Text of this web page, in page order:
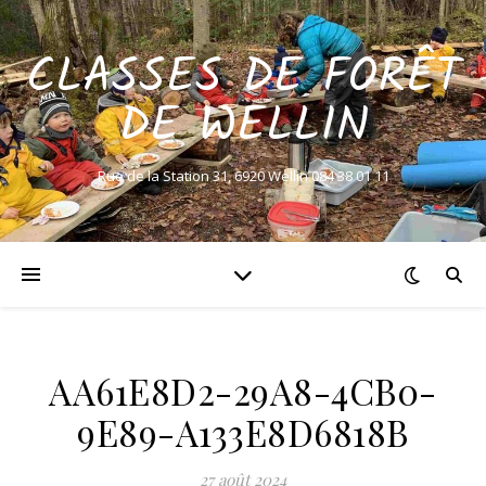
CLASSES DE FORÊT
DE WELLIN
Rue de la Station 31, 6920 Wellin 084 38 01 11
AA61E8D2-29A8-4CB0-
9E89-A133E8D6818B
27 août 2024